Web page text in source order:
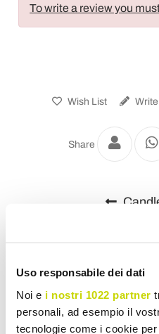
Uso responsabile dei dati
Noi e i nostri 1022 partner
personali, ad esempio il
tecnologie come i cookie
To write a review you
Wish List
Share